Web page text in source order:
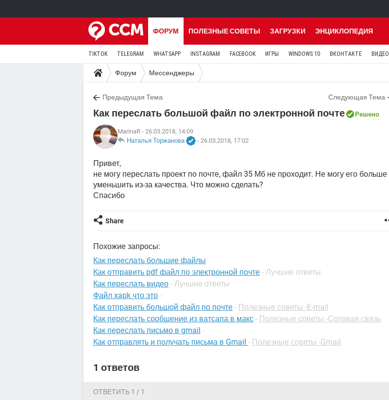
ФОРУМ ПОЛЕЗНЫЕ СОВЕТЫ ЗАГРУЗКИ ЭНЦИКЛОПЕДИЯ
TIKTOK TELEGRAM WHATSAPP INSTAGRAM FACEBOOK ИГРЫ WINDOWS 10 ВКОНТАКТЕ ВИДЕО
Форум Мессенджеры
Предыдущая Тема Следующая Тема
Как переслать большой файл по электронной почте Решено
MarinaR - 26.03.2018, 14:09
Наталья Торжанова
- 26.03.2018, 17:02
Привет,
не могу переслать проект по почте, файл 35 Мб не проходит. Не могу его больше
уменьшить из-за качества. Что можно сделать?
Спасибо
Share
Похожие запросы:
Как переслать большие файлы
Как отправить pdf файл по электронной почте - Лучшие ответы
Как переслать видео - Лучшие ответы
Файл xapk что это -
Как отправить большой файл по почте - Полезные советы -E-mail
Как переслать сообщение из ватсапа в макс - Полезные советы -Сотовая связь
Как переслать письмо в gmail -
Как отправлять и получать письма в Gmail - Полезные советы -Gmail
1 ответов
ОТВЕТИТЬ 1 / 1